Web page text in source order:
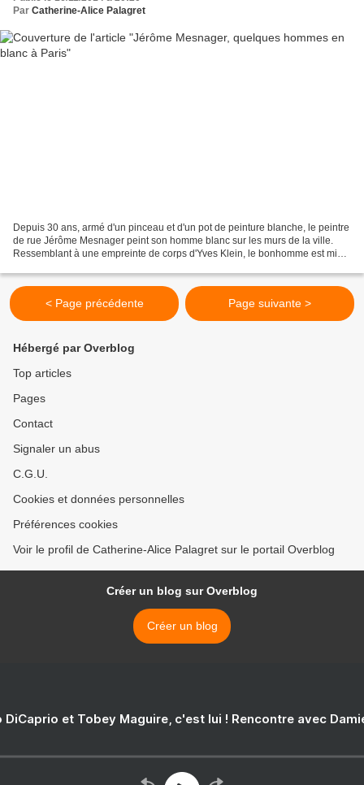
Par Catherine-Alice Palagret
Depuis 30 ans, armé d'un pinceau et d'un pot de peinture blanche, le peintre
de rue Jérôme Mesnager peint son homme blanc sur les murs de la ville.
Ressemblant à une empreinte de corps d'Yves Klein, le bonhomme est mis
< Page précédente Page suivante >
Hébergé par Overblog
Top articles
Pages
Contact
Signaler un abus
C.G.U.
Cookies et données personnelles
Préférences cookies
Voir le profil de Catherine-Alice Palagret sur le portail Overblog
Créer un blog sur Overblog
Créer un blog
DiCaprio et Tobey Maguire, c'est lui ! Rencontre avec